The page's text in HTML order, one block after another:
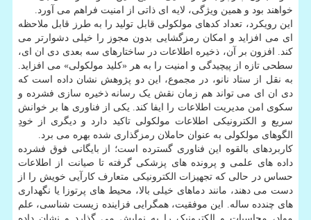
خواهند بود و همین ویژگی، لایه ای ذاتی از امنیت فراهم می آورد.
این رویکرد، تعداد کدهای مولکولی قابل تولید را به طرز قابل ملاحظه
ای می افزاید و امکان رمزگشایی بدون مجوز را خیلی دشوارتر می
کند. افزون بر آن، ذخیره اطلاعات در ساختارهای سه بعدی دی ان ای،
سطحی تازه از پیچیدگی و امنیت را به هر «کلید مولکولی» می افزاید.
به نقل از ستاد نانو، در مجموع، این دو پژوهش نشان داده است که
دی ان ای می تواند هم زمان نقش یک رسانه ذخیره سازی فشرده و
سکوی امن مدیریت اطلاعات را ایفا کند. یکی از فناوری ها بر خوانش
سریع و الکترونیکی اطلاعات مولکولی تاکید دارد و دیگری از خودِ
الگوهای مولکولی به عنوان حاملان رمزگذاری شده بهره می برد.
کاربردهای بالقوه این فناوری گسترده است؛ از بایگانی فوق فشرده
داده های علمی و پرونده های پزشکی گرفته تا صیانت از اطلاعات
حساس در حالی که تجهیزات الکترونیکی متعارف کارآیی خویش را از
دست می دهند، مانند دماهای خیلی بالا، محیط های پرتوزا یا نگهداری
های چندده ساله. این موفقیت، همگرایی فزاینده زیست شناسی، علم